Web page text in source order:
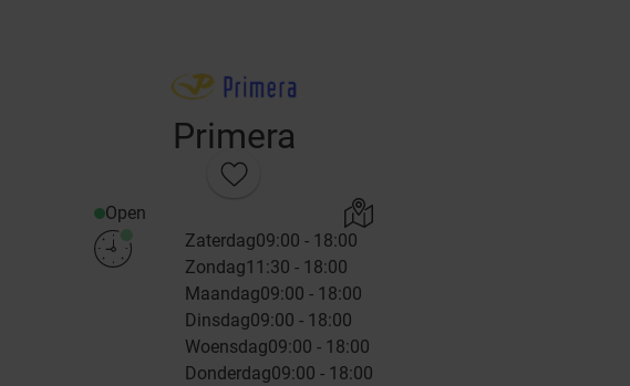
Primera
Open
Zaterdag09:00 - 18:00
Zondag11:30 - 18:00
Maandag09:00 - 18:00
Dinsdag09:00 - 18:00
Woensdag09:00 - 18:00
Donderdag09:00 - 18:00